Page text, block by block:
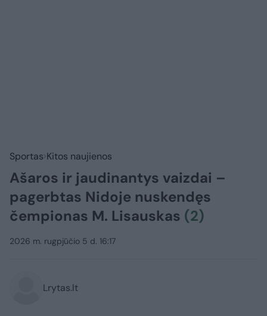
Sportas Kitos naujienos
Ašaros ir jaudinantys vaizdai –
pagerbtas Nidoje nuskendęs
čempionas M. Lisauskas (2)
2026 m. rugpjūčio 5 d. 16:17
Lrytas.lt